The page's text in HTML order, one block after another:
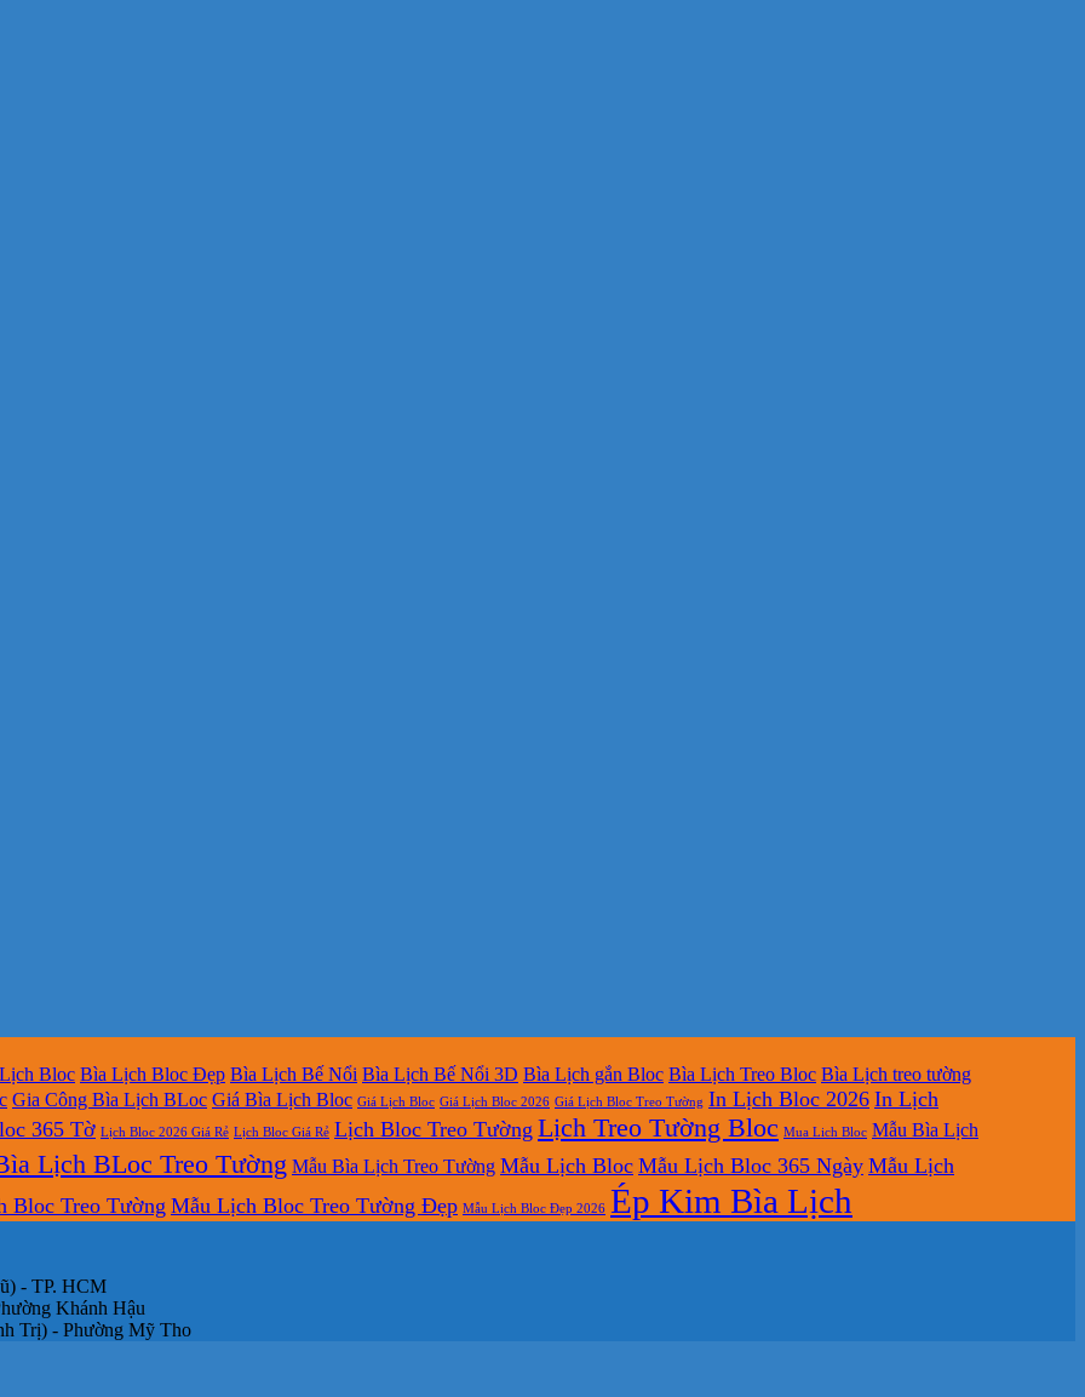
Bloc Bìa Lịch Bloc Đẹp Bìa Lịch Bế Nổi Bìa Lịch Bế Nổi 3D Bìa Lịch gắn Bloc Bìa Lịch Treo Bloc Bìa Lịch treo tường
Gia Công Bìa Lịch BLoc Giá Bìa Lịch Bloc Giá Lịch Bloc Giá Lịch Bloc 2026 Giá Lịch Bloc Treo Tường In Lịch Bloc 2026 In Lịch
365 Tờ Lịch Bloc 2026 Giá Rẻ Lịch Bloc Giá Rẻ Lịch Bloc Treo Tường Lịch Treo Tường Bloc Mua Lich Bloc Mẫu Bìa Lịch
Lịch BLoc Treo Tường Mẫu Bìa Lịch Treo Tường Mẫu Lịch Bloc Mẫu Lịch Bloc 365 Ngày Mẫu Lịch
Bloc Treo Tường Mẫu Lịch Bloc Treo Tường Đẹp Mẫu Lịch Bloc Đẹp 2026 Ép Kim Bìa Lịch
- TP. HCM
Khánh Hậu
Trị) - Phường Mỹ Tho